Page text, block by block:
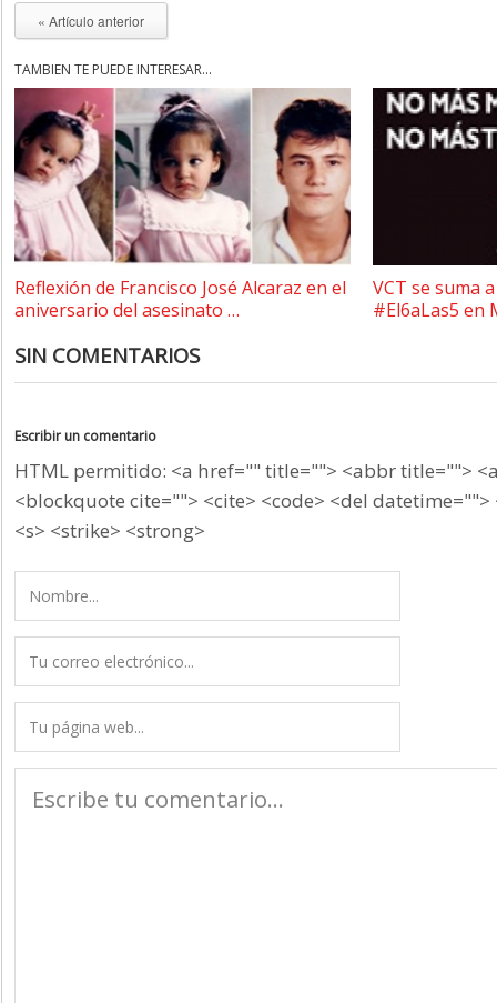
« Artículo anterior
TAMBIÉN TE PUEDE INTERESAR...
Reflexión de Francisco José Alcaraz en el
aniversario del asesinato …
VCT se suma
#El6aLas5 en
SIN COMENTARIOS
Escribir un comentario
HTML permitido: <a href="" title=""> <abbr title="">
<blockquote cite=""> <cite> <code> <del datetime="">
<s> <strike> <strong>